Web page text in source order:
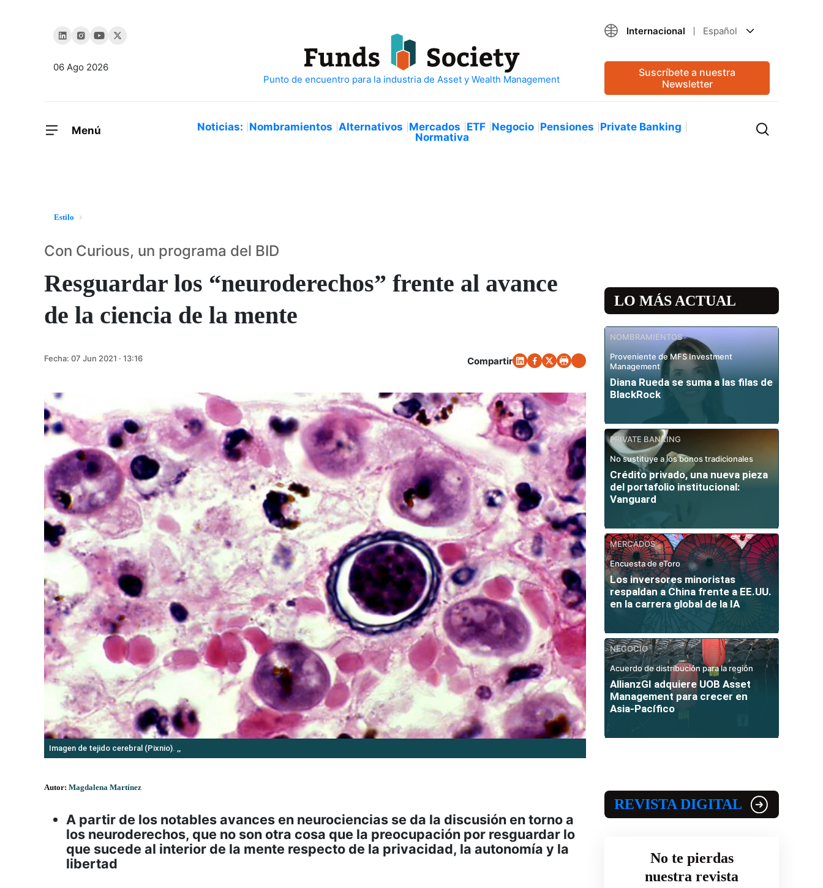
06 Ago 2026
Internacional Español
Suscríbete a nuestra
Newsletter
Menú Noticias: Nombramientos Alternativos Mercados ETF Negocio Pensiones Private Banking
Normativa
Estilo
Resguardar los “neuroderechos” frente al avance
de la ciencia de la mente
Con Curious, un programa del BID
Fecha: 07 Jun 2021 · 13:16 Compartir
Imagen de tejido cerebral (Pixnio). ,,
Autor: Magdalena Martínez
A partir de los notables avances en neurociencias se da la discusión en torno a
los neuroderechos, que no son otra cosa que la preocupación por resguardar lo
que sucede al interior de la mente respecto de la privacidad, la autonomía y la
libertad
LO MÁS ACTUAL
NOMBRAMIENTOS
Proveniente de MFS Investment
Management
Diana Rueda se suma a las filas de
BlackRock
PRIVATE BANKING
No sustituye a los bonos tradicionales
Crédito privado, una nueva pieza
del portafolio institucional:
Vanguard
MERCADOS
Encuesta de eToro
Los inversores minoristas
respaldan a China frente a EE.UU.
en la carrera global de la IA
NEGOCIO
Acuerdo de distribución para la región
AllianzGI adquiere UOB Asset
Management para crecer en
Asia-Pacífico
REVISTA DIGITAL
No te pierdas
nuestra revista